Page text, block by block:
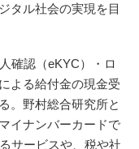
タル社会の実現を目
確認（eKYC）・ロ
よる給付金の現金受
。野村総合研究所と
イナンバーカードで
サービスや、税や社